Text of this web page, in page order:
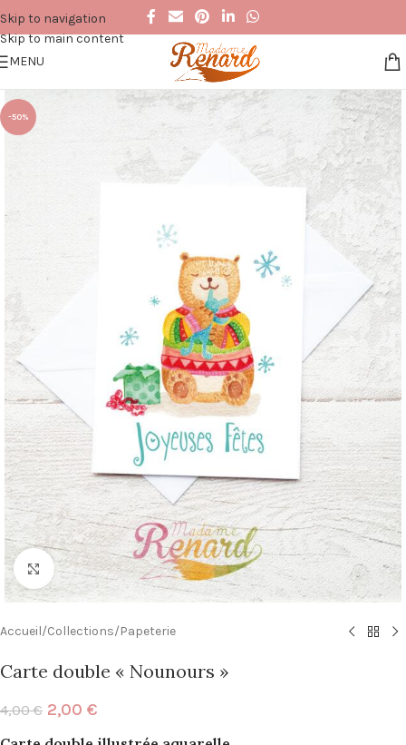
Skip to navigation
Skip to main content
MENU
-50%
Click to enlarge
Accueil/Collections/Papeterie
Carte double « Nounours »
4,00€ 2,00 €